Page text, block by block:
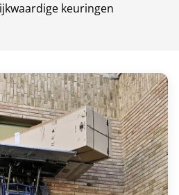
keuringen